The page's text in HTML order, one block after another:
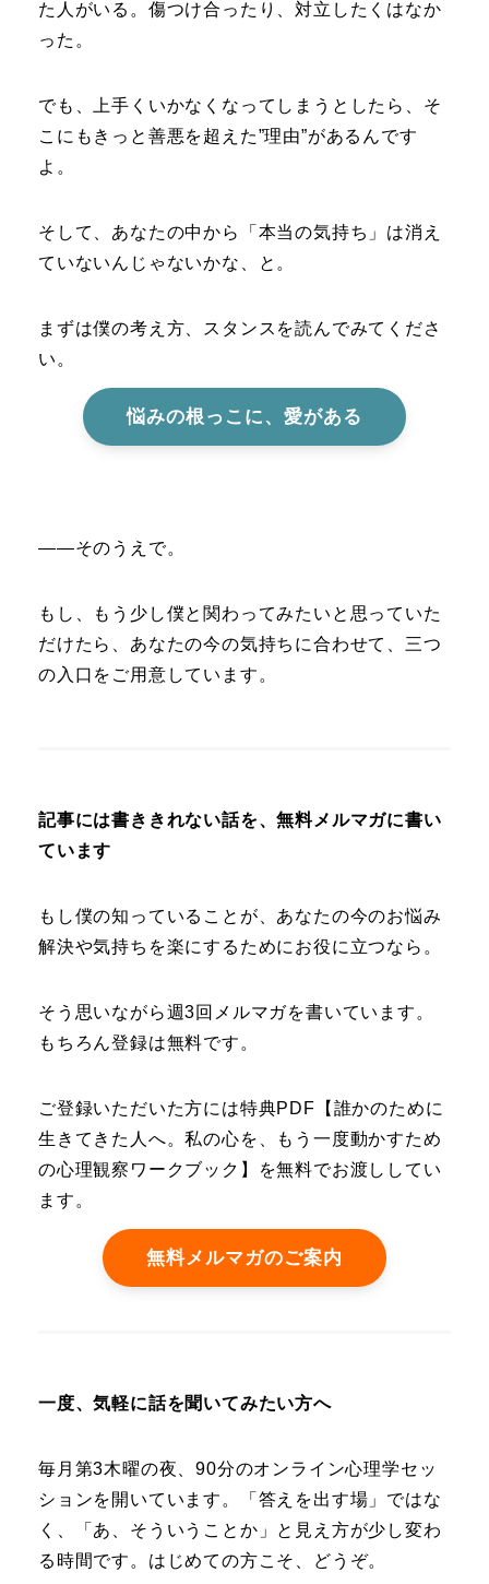
た人がいる。傷つけ合ったり、対立したくはなか
った。
でも、上手くいかなくなってしまうとしたら、そ
こにもきっと善悪を超えた”理由”があるんです
よ。
そして、あなたの中から「本当の気持ち」は消え
ていないんじゃないかな、と。
まずは僕の考え方、スタンスを読んでみてくださ
い。
悩みの根っこに、愛がある
――そのうえで。
もし、もう少し僕と関わってみたいと思っていた
だけたら、あなたの今の気持ちに合わせて、三つ
の入口をご用意しています。
記事には書ききれない話を、無料メルマガに書い
ています
もし僕の知っていることが、あなたの今のお悩み
解決や気持ちを楽にするためにお役に立つなら。
そう思いながら週3回メルマガを書いています。
もちろん登録は無料です。
ご登録いただいた方には特典PDF【誰かのために
生きてきた人へ。私の心を、もう一度動かすため
の心理観察ワークブック】を無料でお渡ししてい
ます。
無料メルマガのご案内
一度、気軽に話を聞いてみたい方へ
毎月第3木曜の夜、90分のオンライン心理学セッ
ションを開いています。「答えを出す場」ではな
く、「あ、そういうことか」と見え方が少し変わ
る時間です。はじめての方こそ、どうぞ。